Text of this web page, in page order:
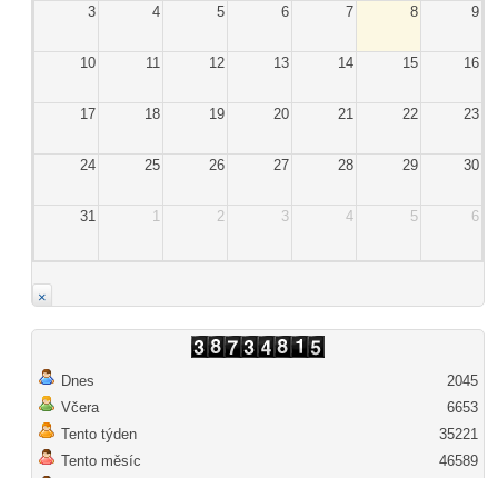
3 4 5 6 7 8 9
10 11 12 13 14 15 16
17 18 19 20 21 22 23
24 25 26 27 28 29 30
31 1 2 3 4 5 6
×
Dnes
Včera
Tento týden
Tento měsíc
2045
6653
35221
46589